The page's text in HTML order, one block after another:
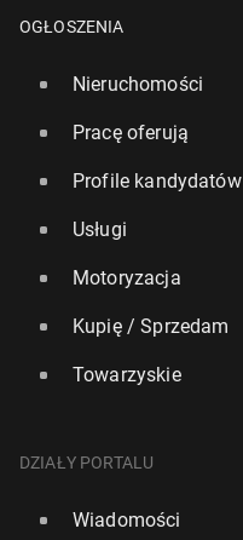
OGŁOSZENIA
Nieruchomości
Pracę oferują
Profile kandydatów
Usługi
Motoryzacja
Kupię / Sprzedam
Towarzyskie
DZIAŁY PORTALU
Wiadomości